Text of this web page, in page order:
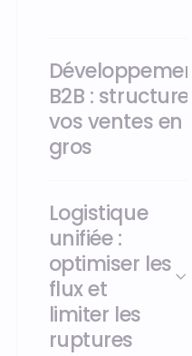
Développement
B2B : structurer
vos ventes en
gros
Logistique
unifiée :
optimiser les
flux et
limiter les
ruptures